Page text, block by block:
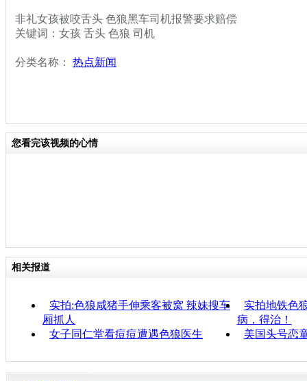
非礼女孩被咬舌头 色狼黑车司机报警要求赔偿
关键词：女孩 舌头 色狼 司机
分类名称： 热点新闻
您看完该视频的心情
相关报道
实拍:色狼咸猪手伸乘客被窝 辣妹搜车
厢抓人
实拍地铁色
病，得治！
女子同仁堂看痘痘遭遇色狼医生
美国头号恋